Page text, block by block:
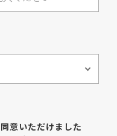
意いただけました